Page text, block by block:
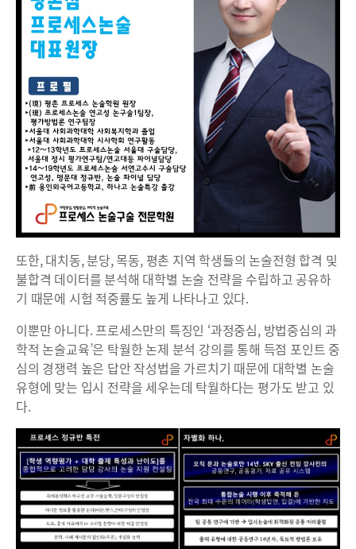
또한, 대치동, 분당, 목동, 평촌 지역 학생들의 논술전형 합격 및
불합격 데이터를 분석해 대학별 논술 전략을 수립하고 공유하
기 때문에 시험 적중률도 높게 나타나고 있다.
이뿐만 아니다. 프로세스만의 특징인 ‘과정중심, 방법중심의 과
학적 논술교육’은 탁월한 논제 분석 강의를 통해 득점 포인트 중
심의 경쟁력 높은 답안 작성법을 가르치기 때문에 대학별 논술
유형에 맞는 입시 전략을 세우는데 탁월하다는 평가도 받고 있
다.